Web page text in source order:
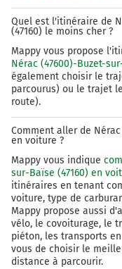
Quel est l'itinéraire de
(47160) le moins cher ?
Mappy vous propose
Nérac (47600)-Buzet-
également choisir le
parcourus) ou le trajet
route).
Comment aller de
en voiture ?
Mappy vous indique
sur-Baïse (47160) en
itinéraires en tenant
voiture, type de
Mappy propose aussi
vélo, le covoiturage, le
piéton, les transports
vous de choisir le
distance à parcourir.